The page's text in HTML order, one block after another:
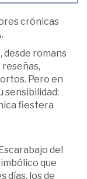
crónicas
desde romans
Pero en
sensibilidad:
fiestera
del
que
días, los de